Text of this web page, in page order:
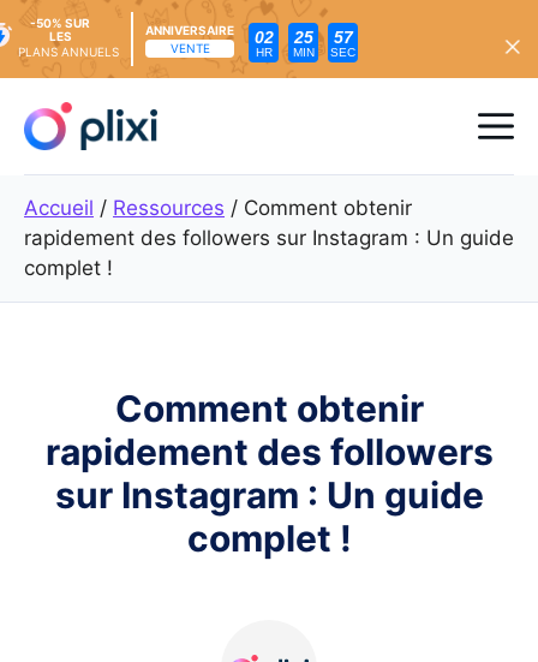
content
-50% SUR
LES
PLANS ANNUELS
ANNIVERSAIRE
VENTE
02
HR
25
MIN
55
SEC
Accueil / Ressources / Comment obtenir
rapidement des followers sur Instagram : Un guide
complet !
Comment obtenir
rapidement des followers
sur Instagram : Un guide
complet !